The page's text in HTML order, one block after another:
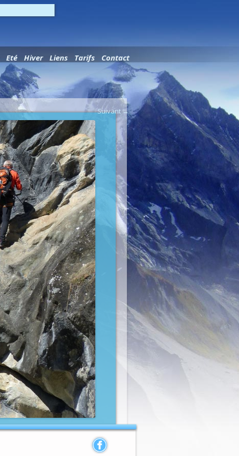
Aller au contenu principal
Eté Hiver Liens Tarifs Contact
Suivant →